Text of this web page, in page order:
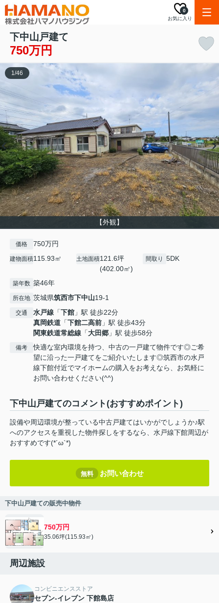
お気に入り
0
下中山戸建て
750万円
【外観】
1/46
価格 750万円
建物面積115.93㎡ 土地面積121.6坪
(402.00㎡)
間取り 5DK
築年数 築46年
所在地 茨城県筑西市下中山19-1
交通 水戸線 「下館 」駅 徒歩22分
真岡鉄道 「下館二高前 」駅 徒歩43分
関東鉄道常総線 「大田郷 」駅 徒歩58分
備考
快適な室内環境を持つ、中古の一戸建て物件です◎ご希
望に沿った一戸建てをご紹介いたします◎筑西市の水戸
線下館付近でマイホームの購入をお考えなら、お気軽に
お問い合わせください(^^)
下中山戸建てのコメント(おすすめポイント)
設備や周辺環境が整っている中古戸建てはいかがでしょうか♪駅
へのアクセスを重視した物件探しをするなら、水戸線下館周辺が
おすすめです(*´ω`*)
無料 お問い合わせ
下中山戸建ての販売中物件
750万円
35.06坪(115.93㎡)
周辺施設
コンビニエンスストア
セブン‐イレブン 下館島店